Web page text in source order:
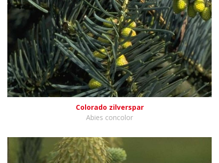
Colorado zilverspar
Abies concolor